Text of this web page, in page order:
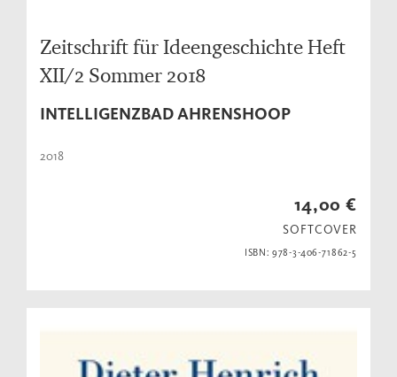
Zeitschrift für Ideengeschichte Heft
XII/2 Sommer 2018
INTELLIGENZBAD AHRENSHOOP
2018
14,00 €
SOFTCOVER
ISBN: 978-3-406-71862-5